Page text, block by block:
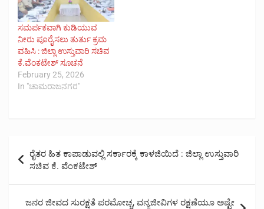
ಸಮರ್ಪಕವಾಗಿ ಕುಡಿಯುವ
ನೀರು ಪೂರೈಸಲು ತುರ್ತು ಕ್ರಮ
ವಹಿಸಿ : ಜಿಲ್ಲಾ ಉಸ್ತುವಾರಿ ಸಚಿವ
ಕೆ.ವೆಂಕಟೇಶ್ ಸೂಚನೆ
February 25, 2026
In "ಚಾಮರಾಜನಗರ"
navigation
ರೈತರ ಹಿತ ಕಾಪಾಡುವಲ್ಲಿ ಸರ್ಕಾರಕ್ಕೆ ಕಾಳಜಿಯಿದೆ : ಜಿಲ್ಲಾ ಉಸ್ತುವಾರಿ
ಸಚಿವ ಕೆ. ವೆಂಕಟೇಶ್
ಜನರ ಜೀವದ ಸುರಕ್ಷತೆ ಪರಮೋಚ್ಚ, ವನ್ಯಜೀವಿಗಳ ರಕ್ಷಣೆಯೂ ಅಷ್ಟೇ